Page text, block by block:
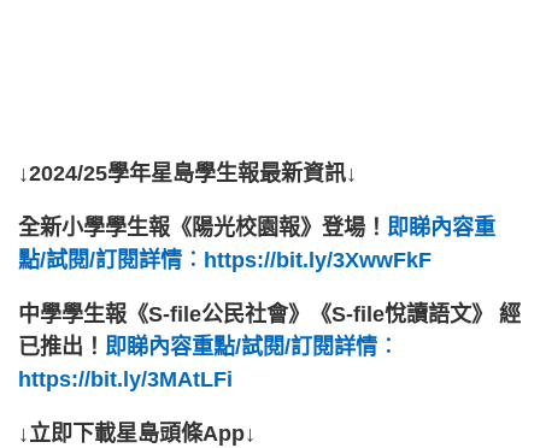
↓2024/25學年星島學生報最新資訊↓
全新小學學生報《陽光校園報》登場！ 即睇內容重
點/試閱/訂閱詳情︰https://bit.ly/3XwwFkF
中學學生報《S-file公民社會》《S-file悅讀語文》 經
已推出！ 即睇內容重點/試閱/訂閱詳情︰
https://bit.ly/3MAtLFi
↓立即下載星島頭條App↓